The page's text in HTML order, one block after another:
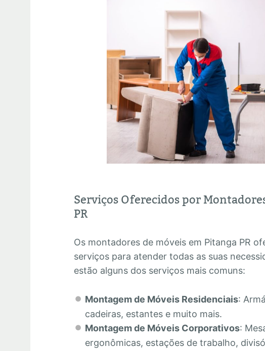
Serviços Oferecidos por
PR
Os montadores de móveis em Pitanga PR
serviços para atender todas as suas
estão alguns dos serviços mais comuns:
Montagem de Móveis Residenciais:
cadeiras, estantes e muito mais.
Montagem de Móveis Corporativos:
ergonômicas, estações de trabalho,